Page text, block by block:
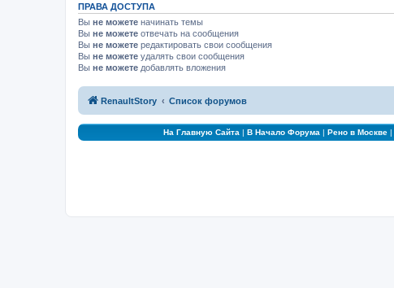
ПРАВА ДОСТУПА
Вы не можете начинать темы
Вы не можете отвечать на сообщения
Вы не можете редактировать свои сообщения
Вы не можете удалять свои сообщения
Вы не можете добавлять вложения
RenaultStory Список форумов
На Главную Сайта | В Начало Форума | Рено в Москве|